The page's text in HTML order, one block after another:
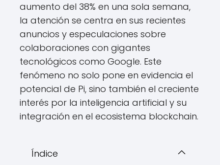
aumento del 38% en una sola semana,
la atención se centra en sus recientes
anuncios y especulaciones sobre
colaboraciones con gigantes
tecnológicos como Google. Este
fenómeno no solo pone en evidencia el
potencial de Pi, sino también el creciente
interés por la inteligencia artificial y su
integración en el ecosistema blockchain.
Índice